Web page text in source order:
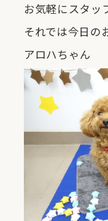
お気軽にスタッ
それでは今日の
アロハちゃん